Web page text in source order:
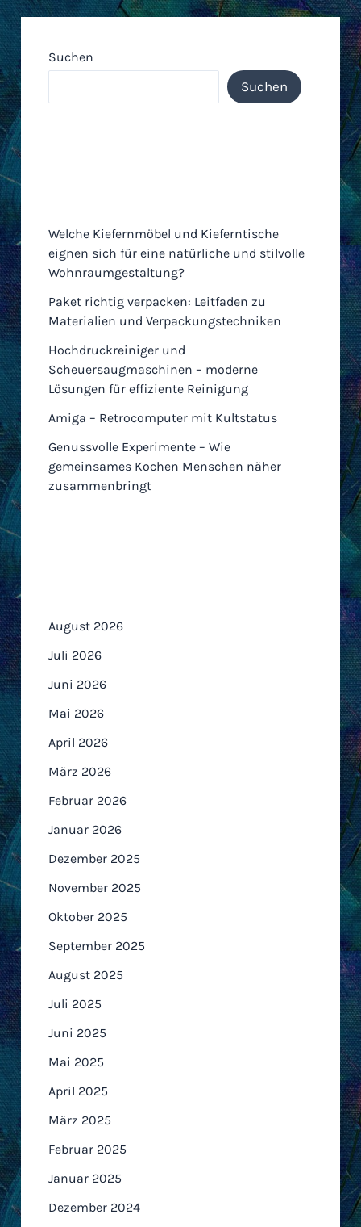
Suchen
Suchen
Welche Kiefernmöbel und Kieferntische
eignen sich für eine natürliche und stilvolle
Wohnraumgestaltung?
Paket richtig verpacken: Leitfaden zu
Materialien und Verpackungstechniken
Hochdruckreiniger und
Scheuersaugmaschinen – moderne
Lösungen für effiziente Reinigung
Amiga – Retrocomputer mit Kultstatus
Genussvolle Experimente – Wie
gemeinsames Kochen Menschen näher
zusammenbringt
August 2026
Juli 2026
Juni 2026
Mai 2026
April 2026
März 2026
Februar 2026
Januar 2026
Dezember 2025
November 2025
Oktober 2025
September 2025
August 2025
Juli 2025
Juni 2025
Mai 2025
April 2025
März 2025
Februar 2025
Januar 2025
Dezember 2024